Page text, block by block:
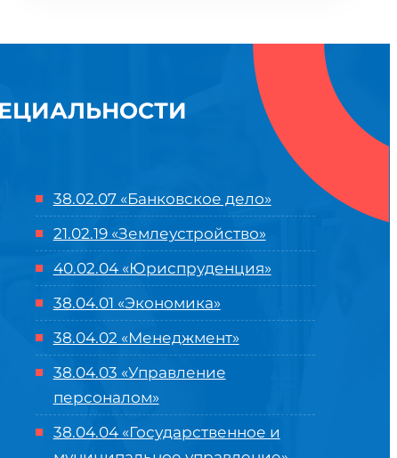
38.02.07 «Банковское дело»
21.02.19 «Землеустройство»
40.02.04 «Юриспруденция»
38.04.01 «Экономика»
38.04.02 «Менеджмент»
38.04.03 «Управление
персоналом»
38.04.04 «Государственное и